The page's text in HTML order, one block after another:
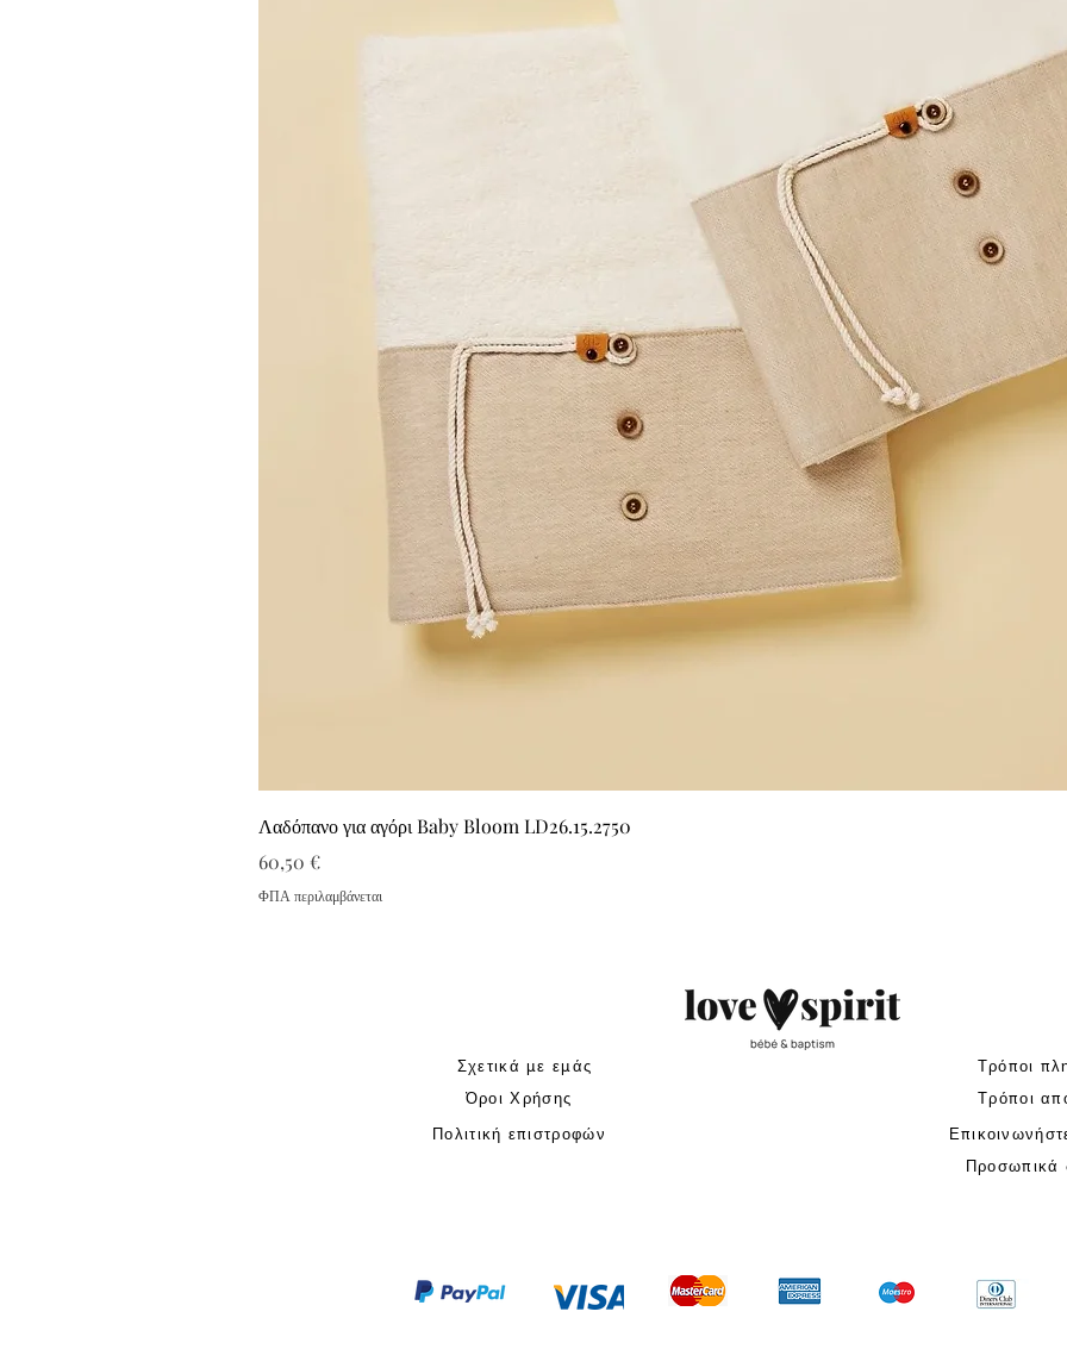
Λαδόπανο για αγόρι Baby Bloom LD26.15.2750
Τιμή
60,50 €
ΦΠΑ περιλαμβάνεται
Σχετικά με εμάς
Όροι Χρήσης
Πολιτική επιστροφών
Τρόποι
Τρόποι
Προσωπικά